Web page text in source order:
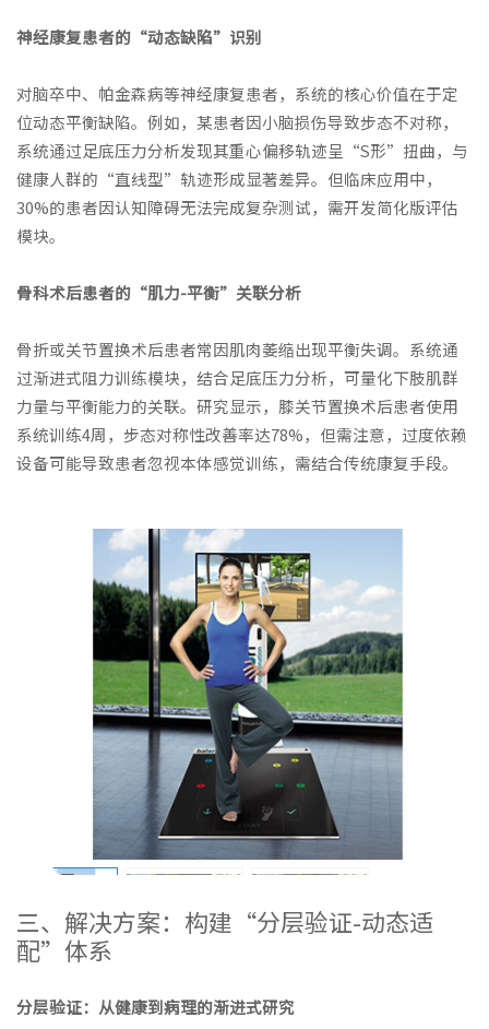
神经康复患者的“动态缺陷”识别
对脑卒中、帕金森病等神经康复患者，系统的核心价值在于定
位动态平衡缺陷。例如，某患者因小脑损伤导致步态不对称，
系统通过足底压力分析发现其重心偏移轨迹呈“S形”扭曲，与
健康人群的“直线型”轨迹形成显著差异。但临床应用中，
30%的患者因认知障碍无法完成复杂测试，需开发简化版评估
模块。
骨科术后患者的“肌力-平衡”关联分析
骨折或关节置换术后患者常因肌肉萎缩出现平衡失调。系统通
过渐进式阻力训练模块，结合足底压力分析，可量化下肢肌群
力量与平衡能力的关联。研究显示，膝关节置换术后患者使用
系统训练4周，步态对称性改善率达78%，但需注意，过度依赖
设备可能导致患者忽视本体感觉训练，需结合传统康复手段。
三、解决方案：构建“分层验证-动态适
配”体系
分层验证：从健康到病理的渐进式研究